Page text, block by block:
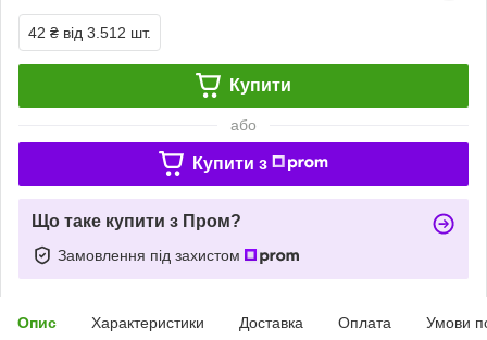
42 ₴ від 3.512 шт.
Купити
або
Купити з
Що таке купити з Пром?
Замовлення під захистом
Опис Характеристики Доставка Оплата Умови